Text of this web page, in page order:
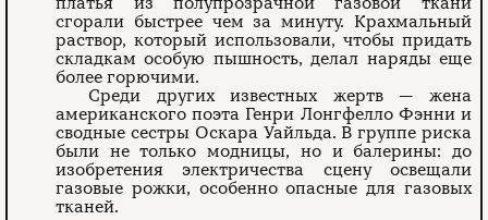
сгорали быстрее чем за минуту. Крахмальный
раствор, который использовали, чтобы придать
складкам особую пышность, делал наряды еще
более горючими.
Среди других известных жертв — жена
американского поэта Генри Лонгфелло Фэнни и
сводные сестры Оскара Уайльда. В группе риска
были не только модницы, но и балерины: до
изобретения электричества сцену освещали
газовые рожки, особенно опасные для газовых
тканей.